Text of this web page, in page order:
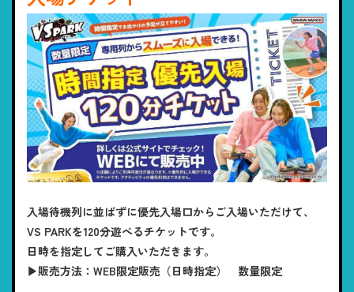
入場待機列に並ばずに優先入場口からご入場いただけて、
VS PARKを120分遊べるチケットです。
日時を指定してご購入いただきます。
▶販売方法：WEB限定販売（日時指定） 数量限定